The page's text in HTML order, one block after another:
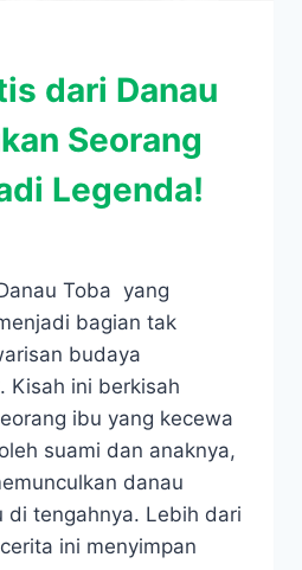
dari Danau
Seorang
Legenda!
Toba yang
bagian tak
budaya
Kisah ini berkisah
ibu yang kecewa
suami dan anaknya,
danau
di tengahnya. Lebih dari
ini menyimpan